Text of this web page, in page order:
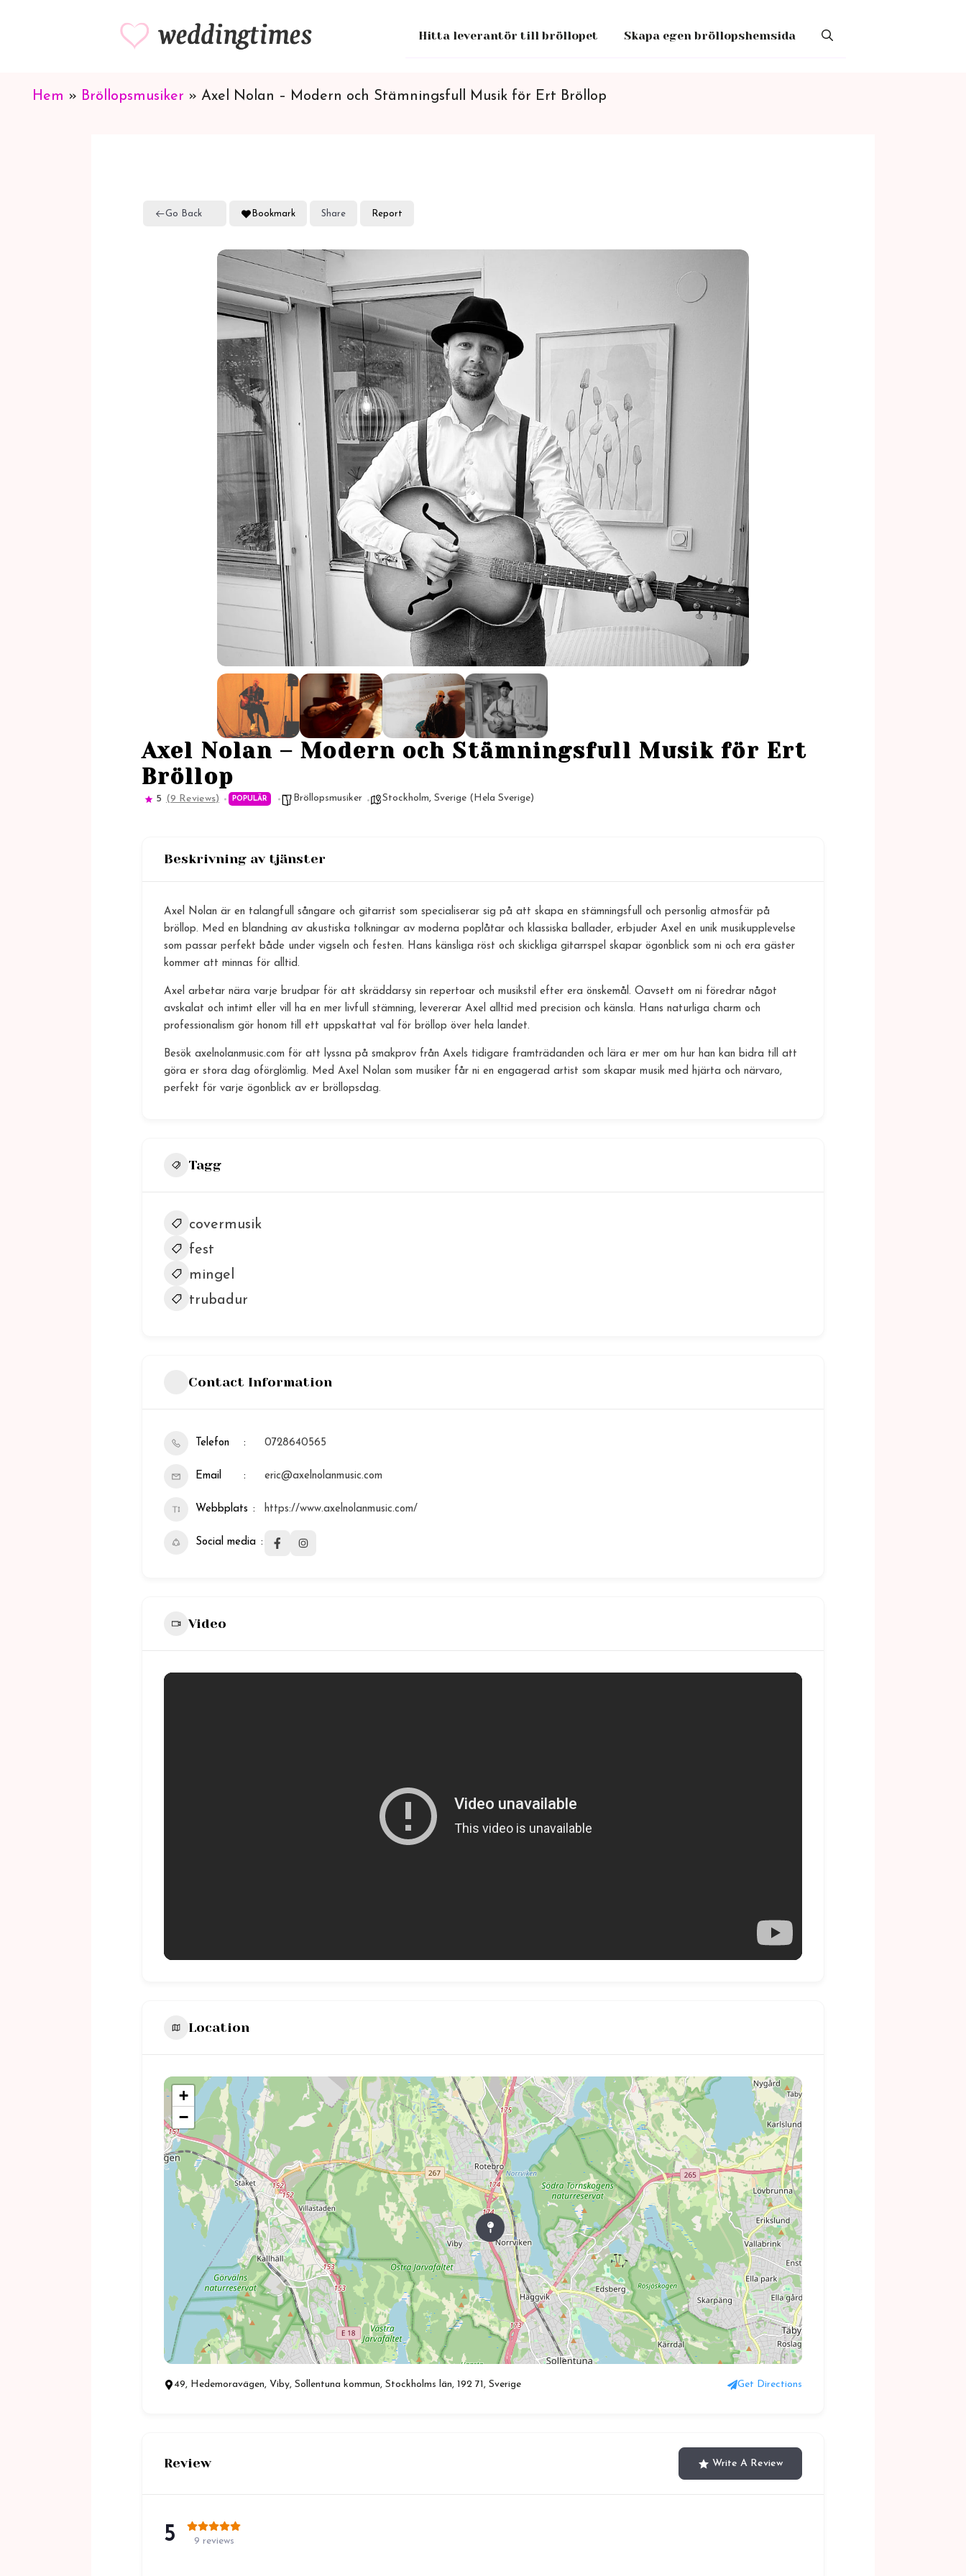
Hitta leverantör till bröllopet Skapa egen bröllopshemsida
Hem » Bröllopsmusiker » Axel Nolan – Modern och Stämningsfull Musik för Ert Bröllop
Go Back Bookmark Share Report
Axel Nolan – Modern och Stämningsfull Musik för Ert
Bröllop
5 (9 Reviews) POPULÄR Bröllopsmusiker Stockholm, Sverige (Hela Sverige)
Beskrivning av tjänster
Axel Nolan är en talangfull sångare och gitarrist som specialiserar sig på att skapa en stämningsfull och personlig atmosfär på
bröllop. Med en blandning av akustiska tolkningar av moderna poplåtar och klassiska ballader, erbjuder Axel en unik musikupplevelse
som passar perfekt både under vigseln och festen. Hans känsliga röst och skickliga gitarrspel skapar ögonblick som ni och era gäster
kommer att minnas för alltid.
Axel arbetar nära varje brudpar för att skräddarsy sin repertoar och musikstil efter era önskemål. Oavsett om ni föredrar något
avskalat och intimt eller vill ha en mer livfull stämning, levererar Axel alltid med precision och känsla. Hans naturliga charm och
professionalism gör honom till ett uppskattat val för bröllop över hela landet.
Besök axelnolanmusic.com för att lyssna på smakprov från Axels tidigare framträdanden och lära er mer om hur han kan bidra till att
göra er stora dag oförglömlig. Med Axel Nolan som musiker får ni en engagerad artist som skapar musik med hjärta och närvaro,
perfekt för varje ögonblick av er bröllopsdag.
Tagg
covermusik
fest
mingel
trubadur
Contact Information
Telefon 0728640565
Email eric@axelnolanmusic.com
Webbplats https://www.axelnolanmusic.com/
Social media
Video
Location
+
−
49, Hedemoravägen, Viby, Sollentuna kommun, Stockholms län, 192 71, Sverige Get Directions
Review Write A Review
5 9 reviews